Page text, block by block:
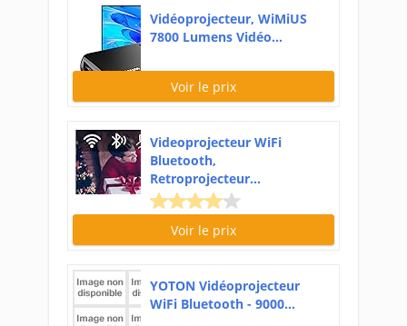
Vidéoprojecteur, WiMiUS
7800 Lumens Vidéo...
Voir le prix
Videoprojecteur WiFi
Bluetooth,
Retroprojecteur...
Voir le prix
YOTON Vidéoprojecteur
WiFi Bluetooth - 9000...